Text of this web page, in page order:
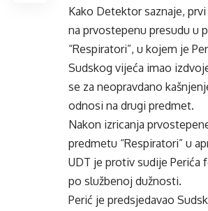
Kako Detektorsaznaje,
na prvostepenu presudu u
“Respiratori”, u kojem je
Sudskog vijeća imao
se za neopravdano
odnosi na drugi predmet.
Nakon izricanja
predmetu “Respiratori” u
UDT je protiv sudije Perića
po službenoj dužnosti.
Perić je predsjedavao